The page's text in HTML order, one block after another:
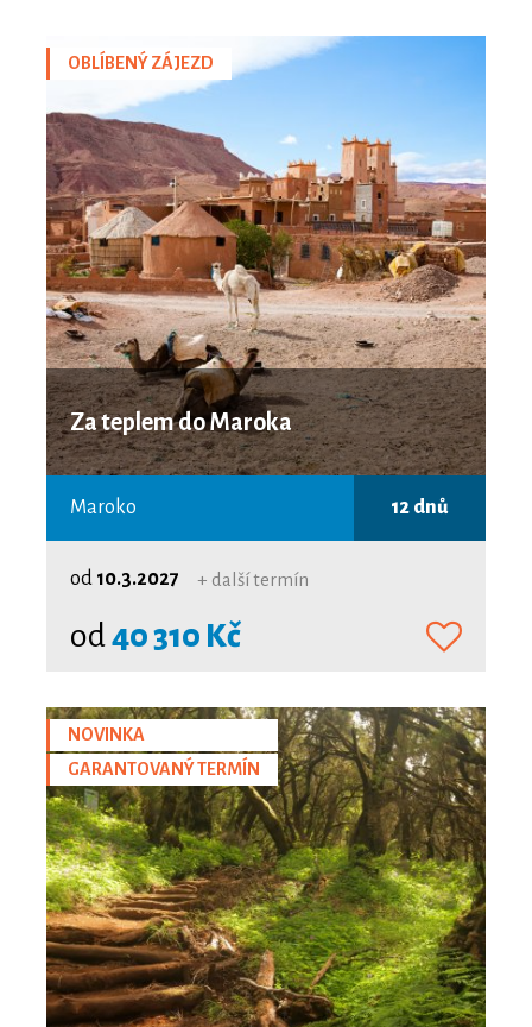
OBLÍBENÝ ZÁJEZD
Za teplem do Maroka
Maroko 12 dnů
od 10.3.2027 + další termín
od40 310 Kč
NOVINKA
GARANTOVANÝ TERMÍN